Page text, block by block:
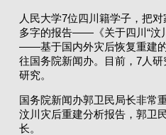
人民大学7位四川籍学子，把
多字的报告——《关于四川“汶
——基于国内外灾后恢复重建
往国务院新闻办。目前，7人
研究。
国务院新闻办郭卫民局长非常
汶川灾后重建分析报告，郭卫
长。